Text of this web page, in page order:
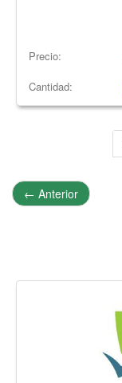
Precio:
Cantidad:
← Anterior